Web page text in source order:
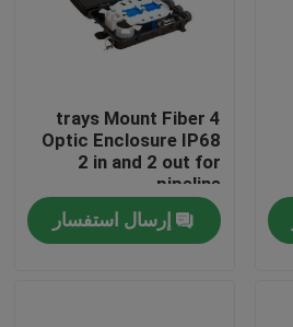
4 trays Mount Fiber
Optic Enclosure IP68
2 in and 2 out for
pipeline
إرسال استفسار